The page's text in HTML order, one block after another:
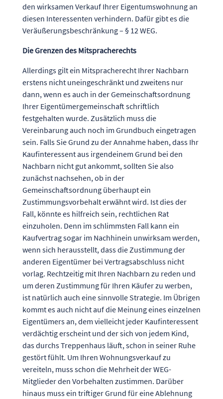
den wirksamen Verkauf Ihrer Eigentumswohnung an
diesen Interessenten verhindern. Dafür gibt es die
Veräußerungsbeschränkung – § 12 WEG.
Die Grenzen des Mitspracherechts
Allerdings gilt ein Mitspracherecht Ihrer Nachbarn
erstens nicht uneingeschränkt und zweitens nur
dann, wenn es auch in der Gemeinschaftsordnung
Ihrer Eigentümergemeinschaft schriftlich
festgehalten wurde. Zusätzlich muss die
Vereinbarung auch noch im Grundbuch eingetragen
sein. Falls Sie Grund zu der Annahme haben, dass Ihr
Kaufinteressent aus irgendeinem Grund bei den
Nachbarn nicht gut ankommt, sollten Sie also
zunächst nachsehen, ob in der
Gemeinschaftsordnung überhaupt ein
Zustimmungsvorbehalt erwähnt wird. Ist dies der
Fall, könnte es hilfreich sein, rechtlichen Rat
einzuholen. Denn im schlimmsten Fall kann ein
Kaufvertrag sogar im Nachhinein unwirksam werden,
wenn sich herausstellt, dass die Zustimmung der
anderen Eigentümer bei Vertragsabschluss nicht
vorlag. Rechtzeitig mit Ihren Nachbarn zu reden und
um deren Zustimmung für Ihren Käufer zu werben,
ist natürlich auch eine sinnvolle Strategie. Im Übrigen
kommt es auch nicht auf die Meinung eines einzelnen
Eigentümers an, dem vielleicht jeder Kaufinteressent
verdächtig erscheint und der sich von jedem Kind,
das durchs Treppenhaus läuft, schon in seiner Ruhe
gestört fühlt. Um Ihren Wohnungsverkauf zu
vereiteln, muss schon die Mehrheit der WEG-
Mitglieder den Vorbehalten zustimmen. Darüber
hinaus muss ein triftiger Grund für eine Ablehnung